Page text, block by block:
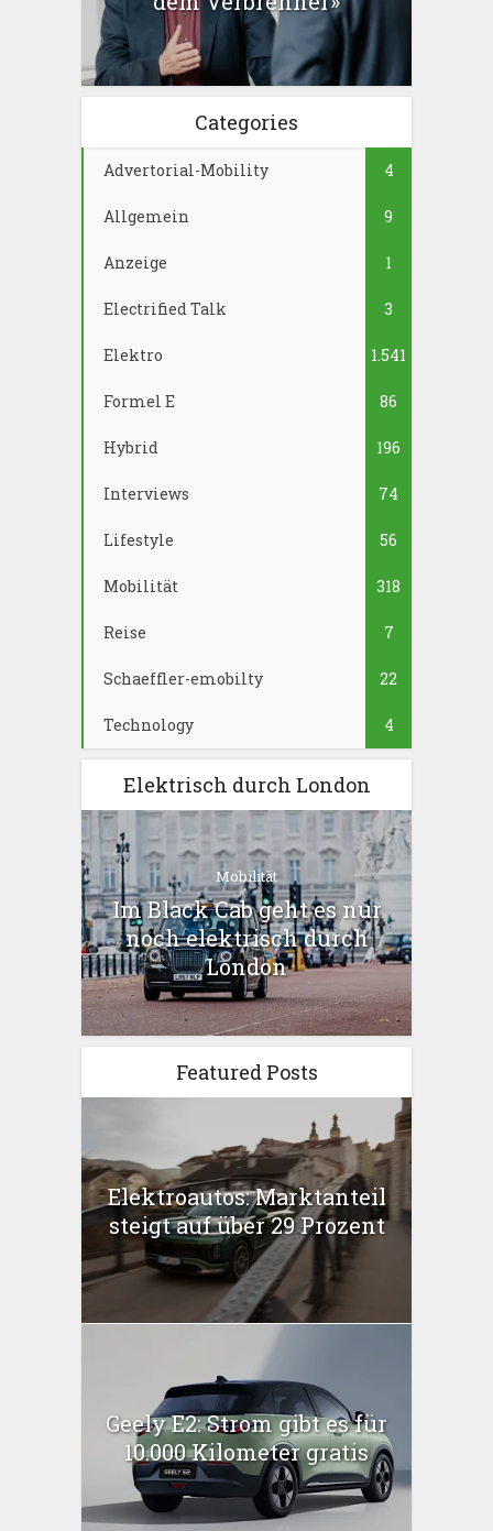
Categories
Advertorial-Mobility 4
Allgemein 9
Anzeige 1
Electrified Talk 3
Elektro 1.541
Formel E 86
Hybrid 196
Interviews 74
Lifestyle 56
Mobilität 318
Reise 7
Schaeffler-emobilty 22
Technology 4
Elektrisch durch London
Mobilität
Im Black Cab geht es nur
noch elektrisch durch
London
Featured Posts
Elektroautos: Marktanteil
steigt auf über 29 Prozent
Geely E2: Strom gibt es für
10.000 Kilometer gratis